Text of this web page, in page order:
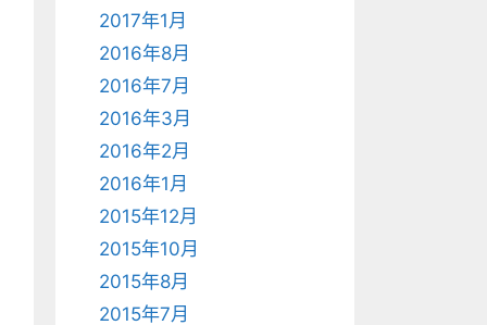
2017年1月
2016年8月
2016年7月
2016年3月
2016年2月
2016年1月
2015年12月
2015年10月
2015年8月
2015年7月